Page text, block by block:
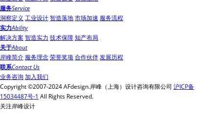
服务Service
洞察定义 工业设计智造落地市场加速 服务流程
实力Ability
解决方案 智造实力 技术保障知产布局
关于About
岸峰简介 服务理念荣誉奖项合作伙伴发展历程
联系Contact Us
业务咨询 加入我们
Copyright ©2007-2024 AFdesign.岸峰（上海）设计咨询有限公司 沪ICP备
15034487号-1 All Rights Reserved.
关注岸峰设计